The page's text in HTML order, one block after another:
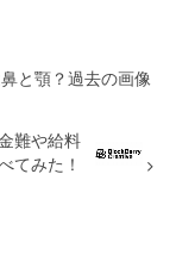
と顎？過去の画像
難や給料
てみた！